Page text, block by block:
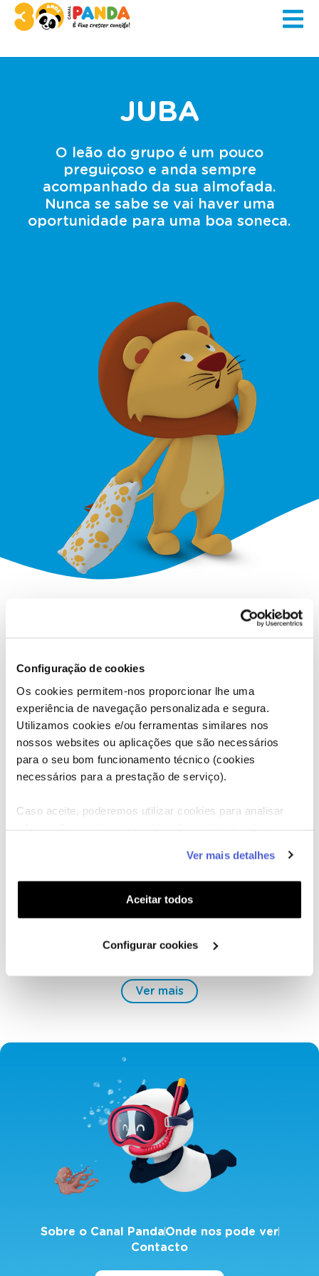
Configuração de cookies
Os cookies permitem-nos proporcionar lhe uma
experiência de navegação personalizada e segura.
Utilizamos cookies e/ou ferramentas similares nos
nossos websites ou aplicações que são necessários
para o seu bom funcionamento técnico (cookies
necessários para a prestação de serviço).
Caso aceite, poderemos utilizar cookies para analisar
funcionalidades (cookies de personalização e
funcionalidade) e adaptar anúncios aos seus interesses
(cookies de publicidade personalizada). Pode gerir a
Ver mais detalhes
Aceitar todos
Configurar cookies
JUBA
O leão do grupo é um pouco
preguiçoso e anda sempre
acompanhado da sua almofada.
Nunca se sabe se vai haver uma
oportunidade para uma boa soneca.
Panda
Ver mais
Sobre o Canal PandaOnde nos pode ver
Contacto